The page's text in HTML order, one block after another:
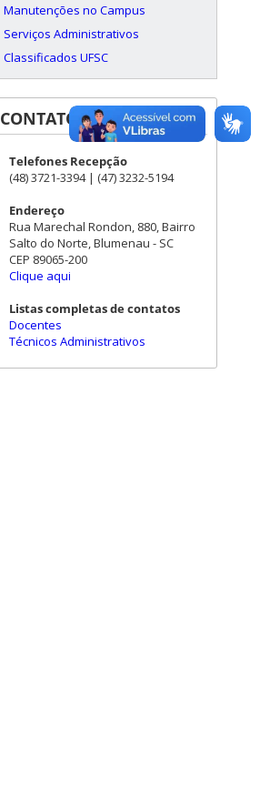
Manutenções no Campus
Serviços Administrativos
Classificados UFSC
CONTATOS
Telefones Recepção
(48) 3721-3394 | (47) 3232-5194
Endereço
Rua Marechal Rondon, 880, Bairro
Salto do Norte, Blumenau - SC
CEP 89065-200
Clique aqui
Listas completas de contatos
Docentes
Técnicos Administrativos